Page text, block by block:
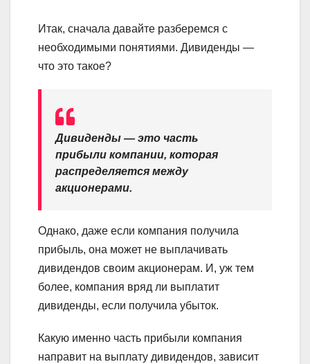
Итак, сначала давайте разберемся с
необходимыми понятиями. Дивиденды —
что это такое?
Дивиденды — это часть
прибыли компании, которая
распределяется между
акционерами.
Однако, даже если компания получила
прибыль, она может не выплачивать
дивидендов своим акционерам. И, уж тем
более, компания вряд ли выплатит
дивиденды, если получила убыток.
Какую именно часть прибыли компания
направит на выплату дивидендов, зависит